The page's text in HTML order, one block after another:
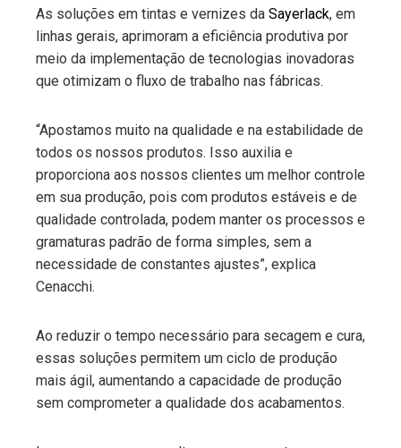
As soluções em tintas e vernizes da Sayerlack, em
linhas gerais, aprimoram a eficiência produtiva por
meio da implementação de tecnologias inovadoras
que otimizam o fluxo de trabalho nas fábricas.
“Apostamos muito na qualidade e na estabilidade de
todos os nossos produtos. Isso auxilia e
proporciona aos nossos clientes um melhor controle
em sua produção, pois com produtos estáveis e de
qualidade controlada, podem manter os processos e
gramaturas padrão de forma simples, sem a
necessidade de constantes ajustes”, explica
Cenacchi.
Ao reduzir o tempo necessário para secagem e cura,
essas soluções permitem um ciclo de produção
mais ágil, aumentando a capacidade de produção
sem comprometer a qualidade dos acabamentos.